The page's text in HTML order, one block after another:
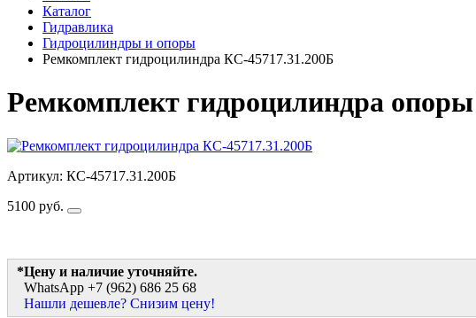
Каталог
Гидравлика
Гидроцилиндры и опоры
Ремкомплект гидроцилиндра КС-45717.31.200Б
Ремкомплект гидроцилиндра
Артикул: КС-45717.31.200Б
5100 руб.
*Цену и наличие уточняйте.
WhatsApp +7 (962) 686 25 68
Нашли дешевле? Снизим цену!